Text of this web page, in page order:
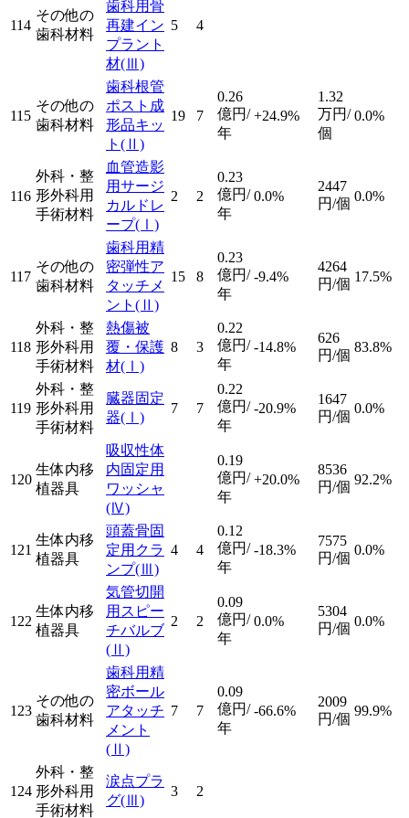
114
その他の
歯科材料
歯科用骨
再建イン
プラント
材(Ⅲ)
5 4
115
その他の
歯科材料
歯科根管
ポスト成
形品キッ
ト (Ⅱ)
19 7
0.26
億円/
年
+24.9%
1.32
万円/
個
0.0%
116
外科・整
形外科用
手術材料
血管造影
用サージ
カルドレ
ープ(Ⅰ)
2 2
0.23
億円/
年
0.0%
2447
円/個 0.0%
117
その他の
歯科材料
歯科用精
密弾性ア
タッチメ
ント (Ⅱ)
15 8
0.23
億円/
年
-9.4%
4264
円/個 17.5%
118
外科・整
形外科用
手術材料
熱傷被
覆・保護
材(Ⅰ)
8 3
0.22
億円/
年
-14.8%
626
円/個
83.8%
119
外科・整
形外科用
手術材料
臓器固定
器(Ⅰ)
7 7
0.22
億円/
年
-20.9%
1647
円/個
0.0%
120
生体内移
植器具
吸収性体
内固定用
ワッシャ
(Ⅳ)
0.19
億円/
年
+20.0%
8536
円/個 92.2%
121
生体内移
植器具
頭蓋骨固
定用クラ
ンプ(Ⅲ)
4 4
0.12
億円/
年
-18.3%
7575
円/個
0.0%
122
生体内移
植器具
気管切開
用スピー
チバルブ
(Ⅱ)
2 2
0.09
億円/
年
0.0%
5304
円/個 0.0%
123
その他の
歯科材料
歯科用精
密ボール
アタッチ
メント
(Ⅱ)
7 7
0.09
億円/
年
-66.6%
2009
円/個
99.9%
124
外科・整
形外科用
手術材料
涙点プラ
グ(Ⅲ)
3 2